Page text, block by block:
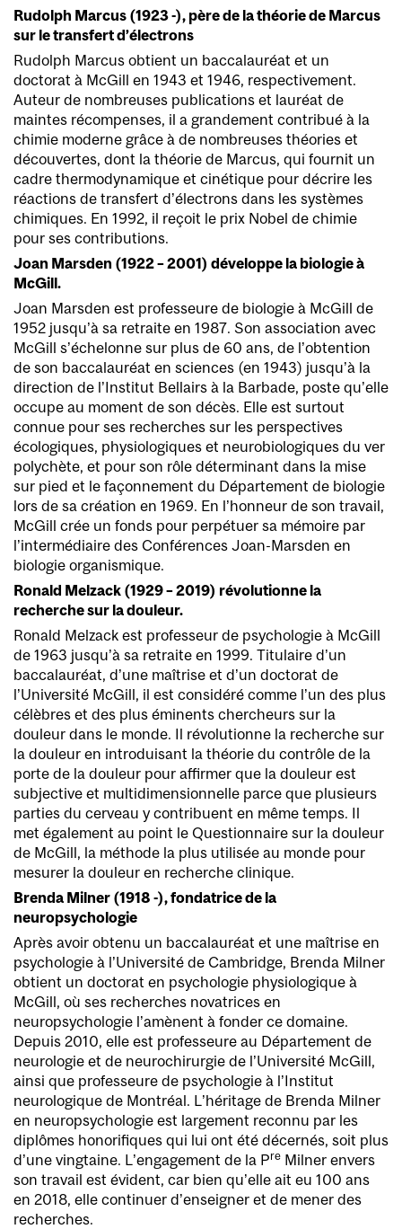
Rudolph Marcus (1923 -), père de la théorie de Marcus
sur le transfert d’électrons
Rudolph Marcus obtient un baccalauréat et un
doctorat à McGill en 1943 et 1946, respectivement.
Auteur de nombreuses publications et lauréat de
maintes récompenses, il a grandement contribué à la
chimie moderne grâce à de nombreuses théories et
découvertes, dont la théorie de Marcus, qui fournit un
cadre thermodynamique et cinétique pour décrire les
réactions de transfert d’électrons dans les systèmes
chimiques. En 1992, il reçoit le prix Nobel de chimie
pour ses contributions.
Joan Marsden (1922 – 2001) développe la biologie à
McGill.
Joan Marsden est professeure de biologie à McGill de
1952 jusqu’à sa retraite en 1987. Son association avec
McGill s’échelonne sur plus de 60 ans, de l’obtention
de son baccalauréat en sciences (en 1943) jusqu’à la
direction de l’Institut Bellairs à la Barbade, poste qu’elle
occupe au moment de son décès. Elle est surtout
connue pour ses recherches sur les perspectives
écologiques, physiologiques et neurobiologiques du ver
polychète, et pour son rôle déterminant dans la mise
sur pied et le façonnement du Département de biologie
lors de sa création en 1969. En l’honneur de son travail,
McGill crée un fonds pour perpétuer sa mémoire par
l’intermédiaire des Conférences Joan-Marsden en
biologie organismique.
Ronald Melzack (1929 – 2019) révolutionne la
recherche sur la douleur.
Ronald Melzack est professeur de psychologie à McGill
de 1963 jusqu’à sa retraite en 1999. Titulaire d’un
baccalauréat, d’une maîtrise et d’un doctorat de
l’Université McGill, il est considéré comme l’un des plus
célèbres et des plus éminents chercheurs sur la
douleur dans le monde. Il révolutionne la recherche sur
la douleur en introduisant la théorie du contrôle de la
porte de la douleur pour affirmer que la douleur est
subjective et multidimensionnelle parce que plusieurs
parties du cerveau y contribuent en même temps. Il
met également au point le Questionnaire sur la douleur
de McGill, la méthode la plus utilisée au monde pour
mesurer la douleur en recherche clinique.
Brenda Milner (1918 -), fondatrice de la
neuropsychologie
Après avoir obtenu un baccalauréat et une maîtrise en
psychologie à l’Université de Cambridge, Brenda Milner
obtient un doctorat en psychologie physiologique à
McGill, où ses recherches novatrices en
neuropsychologie l’amènent à fonder ce domaine.
Depuis 2010, elle est professeure au Département de
neurologie et de neurochirurgie de l’Université McGill,
ainsi que professeure de psychologie à l’Institut
neurologique de Montréal. L’héritage de Brenda Milner
en neuropsychologie est largement reconnu par les
diplômes honorifiques qui lui ont été décernés, soit plus
d’une vingtaine. L’engagement de la Pre Milner envers
son travail est évident, car bien qu’elle ait eu 100 ans
en 2018, elle continuer d’enseigner et de mener des
recherches.